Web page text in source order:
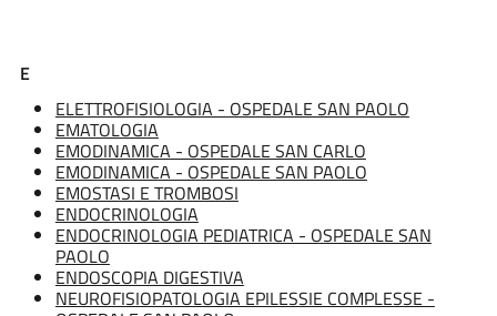
E
ELETTROFISIOLOGIA - OSPEDALE SAN PAOLO
EMATOLOGIA
EMODINAMICA - OSPEDALE SAN CARLO
EMODINAMICA - OSPEDALE SAN PAOLO
EMOSTASI E TROMBOSI
ENDOCRINOLOGIA
ENDOCRINOLOGIA PEDIATRICA - OSPEDALE SAN
PAOLO
ENDOSCOPIA DIGESTIVA
NEUROFISIOPATOLOGIA EPILESSIE COMPLESSE -